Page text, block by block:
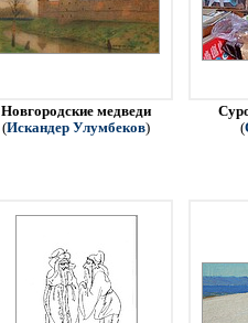
Новгородские медведи
(Искандер Улумбеков)
(